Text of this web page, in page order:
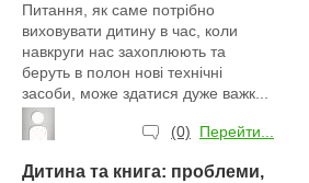
Питання, як саме потрібно
виховувати дитину в час, коли
навкруги нас захоплюють та
беруть в полон нові технічні
засоби, може здатися дуже важк...
(0) Перейти...
Дитина та книга: проблеми,